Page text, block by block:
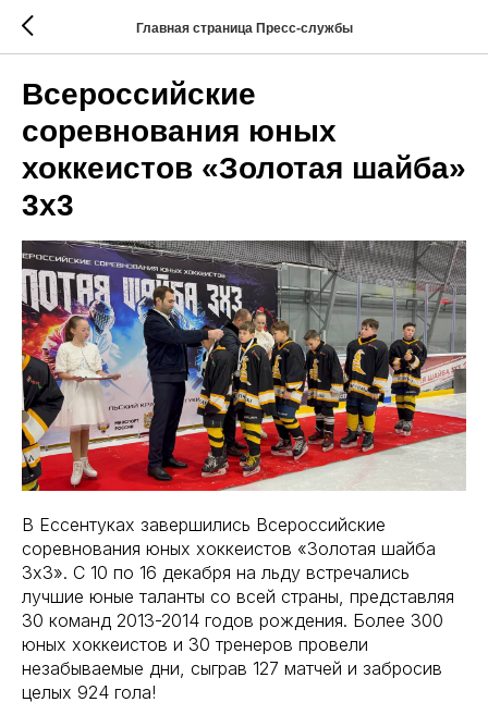
Главная страница Пресс-службы
Всероссийские
соревнования юных
хоккеистов «Золотая шайба»
3х3
В Ессентуках завершились Всероссийские
соревнования юных хоккеистов «Золотая шайба
3х3». С 10 по 16 декабря на льду встречались
лучшие юные таланты со всей страны, представляя
30 команд 2013-2014 годов рождения. Более 300
юных хоккеистов и 30 тренеров провели
незабываемые дни, сыграв 127 матчей и забросив
целых 924 гола!